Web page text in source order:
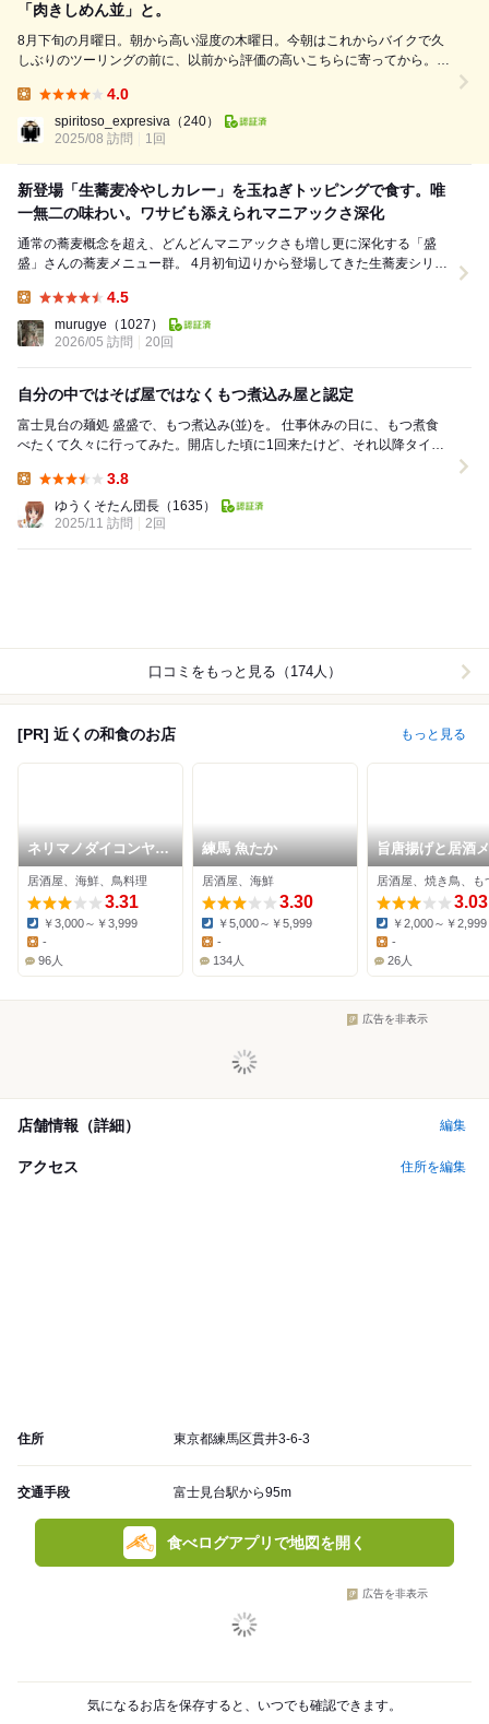
「肉きしめん並」と。
8月下旬の月曜日。朝から高い湿度の木曜日。今朝はこれからバイクで久
しぶりのツーリングの前に、以前から評価の高いこちらに寄ってから。
逃さないようにしないと。 と言うことで、時刻は朝7時過ぎ。先客は2
名。とても狭い間口で、立ち食いそ...
4.0
spiritoso_expresiva （240）
2025/08 訪問
1回
新登場「生蕎麦冷やしカレー」を玉ねぎトッピングで食す。唯
一無二の味わい。ワサビも添えられマニアックさ深化
通常の蕎麦概念を超え、どんどんマニアックさも増し更に深化する「盛
盛」さんの蕎麦メニュー群。 4月初旬辺りから登場してきた生蕎麦シリー
4.5
murugye （1027）
2026/05 訪問
20回
自分の中ではそば屋ではなくもつ煮込み屋と認定
富士見台の麺処 盛盛で、もつ煮込み(並)を。 仕事休みの日に、もつ煮食
べたくて久々に行ってみた。開店した頃に1回来たけど、それ以降タイミ
3.8
ゆうくそたん団長 （1635）
2025/11 訪問
2回
口コミをもっと見る（174人）
[PR] 近くの和食のお店 もっと見る
ネリマノダイコンヤ
練馬
居酒屋、海鮮、鳥料理
3.31
Dinner:
￥3,000～￥3,999
Lunch:
-
96人
練馬 魚たか
居酒屋、海鮮
3.30
Dinner:
￥5,000～￥5,999
-
134人
旨唐揚げと居酒
ミライザカ 練馬
居酒屋、焼き鳥、も
3.03
Dinner:
￥2,000～￥2,999
Lunch:
-
26人
広告を非表示
店舗情報（詳細） 編集
アクセス 住所を編集
住所 東京都練馬区貫井3-6-3
交通手段 富士見台駅から95m
食べログアプリで地図を開く
広告を非表示
気になるお店を保存すると、いつでも確認できます。